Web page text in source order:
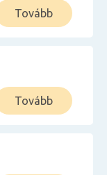
Tovább
Tovább